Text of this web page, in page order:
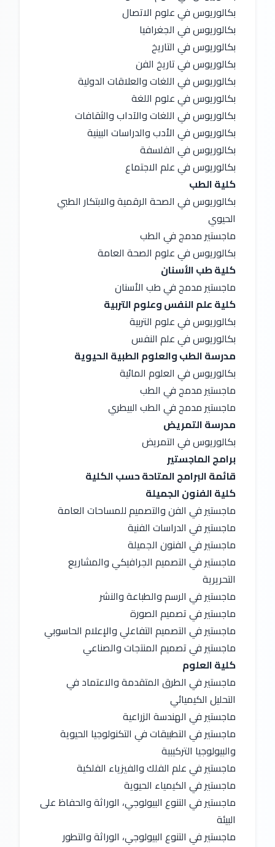
بكالوريوس في علوم الاتصال
بكالوريوس في الجغرافيا
بكالوريوس في التاريخ
بكالوريوس في تاريخ الفن
بكالوريوس في اللغات والعلاقات الدولية
بكالوريوس في علوم اللغة
بكالوريوس في اللغات والآداب والثقافات
بكالوريوس في الأدب والدراسات البينية
بكالوريوس في الفلسفة
بكالوريوس في علم الاجتماع
كلية الطب
الحيوي
ماجستير مدمج في الطب
بكالوريوس في علوم الصحة العامة
كلية طب الأسنان
ماجستير مدمج في طب الأسنان
كلية علم النفس وعلوم التربية
بكالوريوس في علوم التربية
بكالوريوس في علم النفس
مدرسة الطب والعلوم الطبية الحيوية
بكالوريوس في العلوم المائية
ماجستير مدمج في الطب
ماجستير مدمج في الطب البيطري
مدرسة التمريض
بكالوريوس في التمريض
برامج الماجستير
قائمة البرامج المتاحة حسب الكلية
كلية الفنون الجميلة
ماجستير في الفن والتصميم للمساحات العامة
ماجستير في الدراسات الفنية
ماجستير في الفنون الجميلة
التحريرية
ماجستير في الرسم والطباعة والنشر
ماجستير في تصميم الصورة
ماجستير في التصميم التفاعلي والإعلام الحاسوبي
ماجستير في تصميم المنتجات والصناعي
كلية العلوم
التحليل الكيميائي
ماجستير في الهندسة الزراعية
والبيولوجيا التركيبية
ماجستير في علم الفلك والفيزياء الفلكية
ماجستير في الكيمياء الحيوية
البيئة
ماجستير في التنوع البيولوجي، الوراثة والتطور